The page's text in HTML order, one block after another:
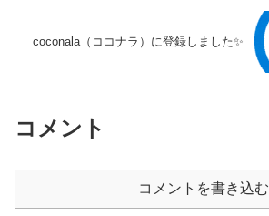
coconala（ココナラ）に登録しました✨
コメント
コメントを書き込む